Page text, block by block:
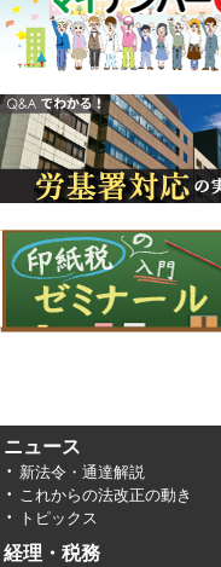
ニュース
新法令・通達解説
これからの法改正の動き
トピックス
経理・税務